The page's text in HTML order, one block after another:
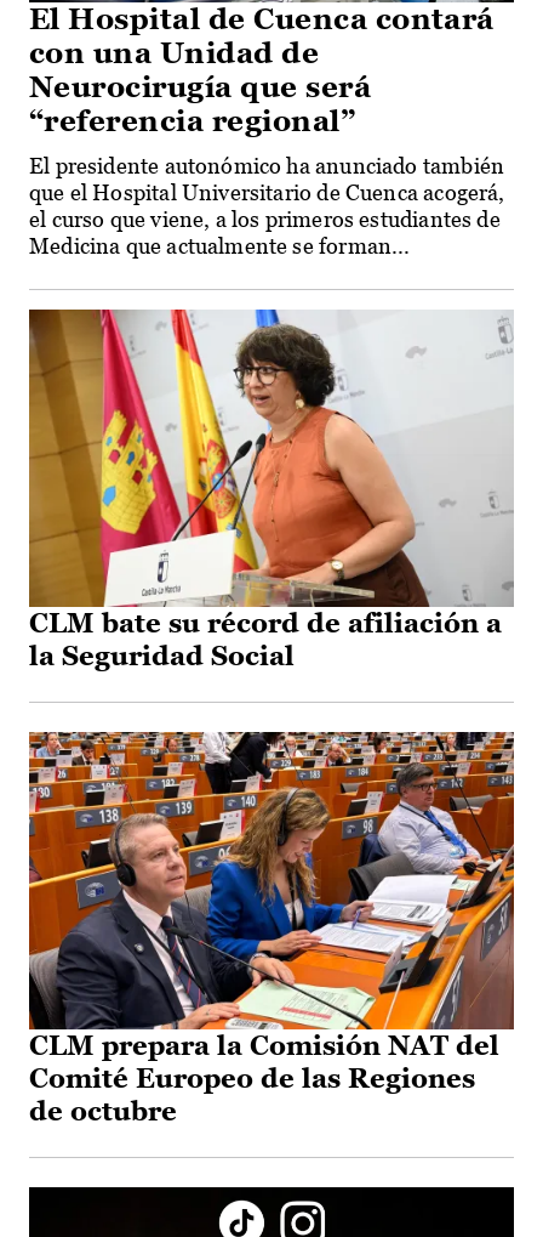
El Hospital de Cuenca contará
con una Unidad de
Neurocirugía que será
“referencia regional”
El presidente autonómico ha anunciado también
que el Hospital Universitario de Cuenca acogerá,
el curso que viene, a los primeros estudiantes de
Medicina que actualmente se forman...
CLM bate su récord de afiliación a
la Seguridad Social
CLM prepara la Comisión NAT del
Comité Europeo de las Regiones
de octubre